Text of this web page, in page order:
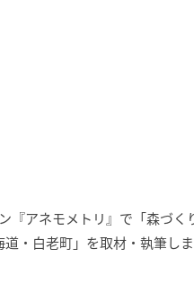
『アネモメトリ』で「森づく
・白老町」を取材・執筆し